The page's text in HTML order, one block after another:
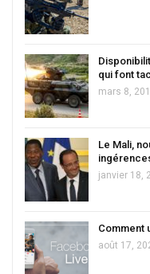
qui font
mars 8,
Le Mali,
janvier 18,
Comment
août 17,